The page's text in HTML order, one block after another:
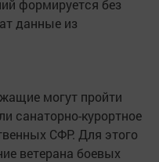
формируется без
данные из
могут пройти
санаторно-курортное
СФР. Для этого
ветерана боевых